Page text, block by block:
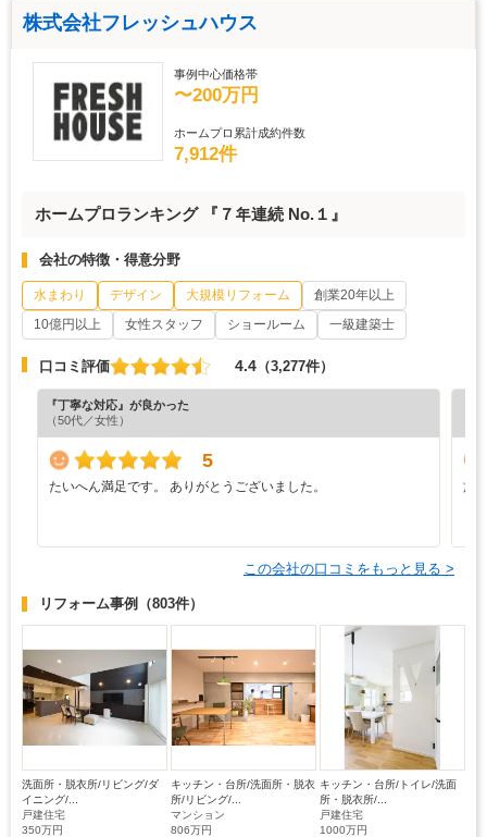
株式会社フレッシュハウス
事例中心価格帯
〜200万円
ホームプロ累計成約件数
7,912件
ホームプロランキング 『７年連続 No.１』
会社の特徴・得意分野
水まわり デザイン 大規模リフォーム
創業20年以上
10億円以上
女性スタッフ ショールーム 一級建築士
口コミ評価 4.4 （3,277件）
『丁寧な対応』が良かった
（50代／女性）
5
たいへん満足です。 ありがとうございました。
施
この会社の口コミをもっと見る >
リフォーム事例 （803件）
洗面所・脱衣所/リビング/ダ
イニング/...
戸建住宅
350万円
キッチン・台所/洗面所・脱衣
所/リビング/...
マンション
806万円
キッチン・台所/トイレ/洗面
所・脱衣所/...
戸建住宅
1000万円